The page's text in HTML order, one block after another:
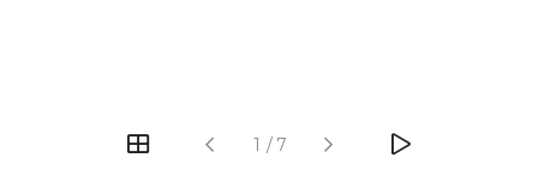
1 / 7